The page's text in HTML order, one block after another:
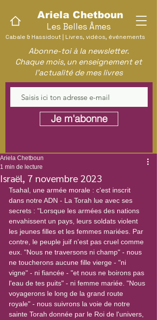
Cabale & Hassidout | Livres, vidéos, événements
Ariela Chetboun
Les Belles Âmes
Abonne-toi à la newsletter.
Chaque mois, un enseignement et
l'actualité de mes livres
Je m'abonne
Israël, 7 novembre 2023
Ariela Chetboun
1 min de lecture
Tsahal, une armée morale : c'est inscrit
dans notre ADN - La Torah lue avec ses
secrets : "Lorsque les armées des nations
envahissent un pays, leurs soldats violent
les jeunes filles et les femmes mariées. Par
contre, le peuple juif n'est pas cruel comme
eux. "Nous ne traversons ni champ" - nous
ne toucherons aucune fille vierge - "ni
vigne" - ni fiancée - "et nous ne boirons pas
l'eau de tes puits" - ni femme mariée. "Nous
voyagerons le long de la grand route
royale" - nous suivrons la voie de notre
sainte Torah donnée par le Roi de l'univers,